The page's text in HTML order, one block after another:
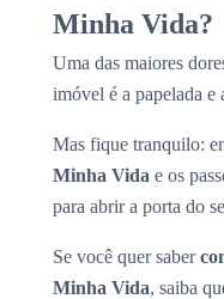
Minha Vida?
Uma das maiores
imóvel é a papelada e
Mas fique tranquilo:
Minha Vida e os
para abrir a porta do
Se você quer saber
Minha Vida, saiba